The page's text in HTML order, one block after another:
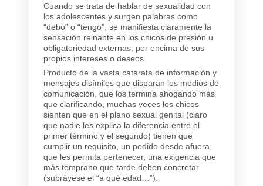
Cuando se trata de hablar de sexualidad con
los adolescentes y surgen palabras como
“debo” o “tengo”, se manifiesta claramente la
sensación reinante en los chicos de presión u
obligatoriedad externas, por encima de sus
propios intereses o deseos.
Producto de la vasta catarata de información y
mensajes disímiles que disparan los medios de
comunicación, que los termina ahogando más
que clarificando, muchas veces los chicos
sienten que en el plano sexual genital (claro
que nadie les explica la diferencia entre el
primer término y el segundo) tienen que
cumplir un requisito, un pedido desde afuera,
que les permita pertenecer, una exigencia que
más temprano que tarde deben concretar
(subráyese el “a qué edad…”).